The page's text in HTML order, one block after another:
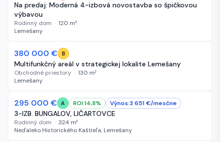
Na predaj: Moderná 4-izbová novostavba so špičkovou
výbavou
Rodinný dom · 120 m²
Lemešany
62 dní
380 000 € B
Multifunkčný areál v strategickej lokalite Lemešany
Obchodné priestory · 130 m²
Lemešany
62 dní
295 000 € A ROI:14,8% Výnos:3 651€/mesčne
3-IZB. BUNGALOV, LIČARTOVCE
Rodinný dom · 324 m²
Neďaleko Historického Kaštieľa, Lemešany